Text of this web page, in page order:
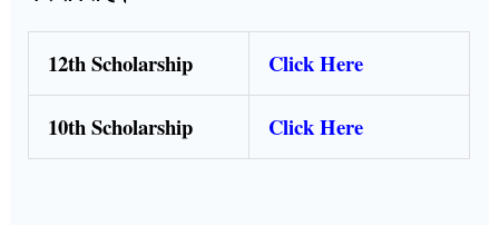
12th Scholarship Click Here
10th Scholarship Click Here